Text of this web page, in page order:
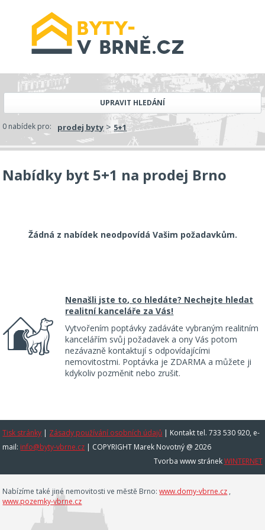
UPRAVIT HLEDÁNÍ
0 nabídek pro: prodej byty > 5+1
Nabídky byt 5+1 na prodej Brno
Žádná z nabídek neodpovídá Vašim požadavkům.
Nenašli jste to, co hledáte? Nechejte hledat
realitní kanceláře za Vás!
Vytvořením poptávky zadáváte vybraným realitním
kancelářím svůj požadavek a ony Vás potom
nezávazně kontaktují s odpovídajícími
nemovitostmi. Poptávka je ZDARMA a můžete ji
kdykoliv pozměnit nebo zrušit.
Tisk stránky | Zásady používání osobních údajů | Kontakt tel. 733 530 920, e-
mail: info@byty-vbrne.cz | COPYRIGHT Marek Novotný @ 2026
Tvorba www stránekWINTERNET
Nabízíme také jiné nemovitosti ve městě Brno:www.domy-vbrne.cz ,
www.pozemky-vbrne.cz